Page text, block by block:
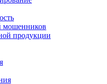
мошенников
продукции